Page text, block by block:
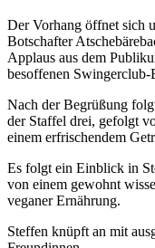
Der Vorhang öffnet sich
Botschafter
Applaus aus dem
besoffenen Swingerclub-
Nach der Begrüßung
der Staffel drei, gefolgt
einem erfrischendem
Es folgt ein Einblick in
von einem gewohnt
veganer Ernährung.
Steffen knüpft an mit